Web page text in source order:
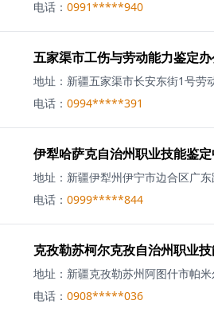
电话： 0991*****940
五家渠市工伤与劳动能力鉴定
地址： 新疆五家渠市长安东街1号劳
电话： 0994*****391
伊犁哈萨克自治州职业技能鉴
地址： 新疆伊犁州伊宁市边合区广
电话： 0999*****844
克孜勒苏柯尔克孜自治州职业
地址： 新疆克孜勒苏州阿图什市帕
电话： 0908*****036